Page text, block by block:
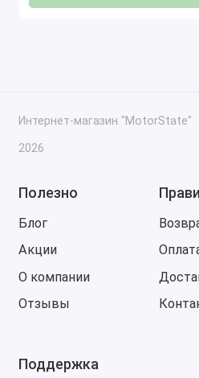
Интернет-магазин "MotorState"
2026
Полезно
Блог
Акции
О компании
Отзывы
Поддержка